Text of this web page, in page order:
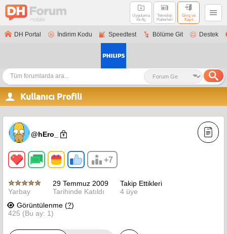
Uygulama
ile Aç
Teknoloji
Haberleri
Giriş ve
Kayıt
DH Portal İndirim Kodu Speedtest Bölüme Git Destek
Kullanıcı Profili
@hEro_
+7
Yarbay
29 Temmuz 2009
Tarihinde Katıldı
Takip Ettikleri
4 üye
Görüntülenme (?)
425 (Bu ay: 1)